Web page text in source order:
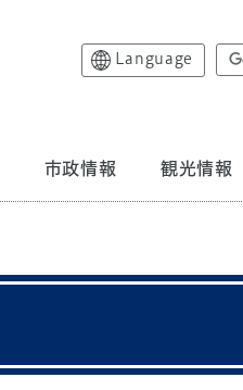
Language
市政情報 観光情報